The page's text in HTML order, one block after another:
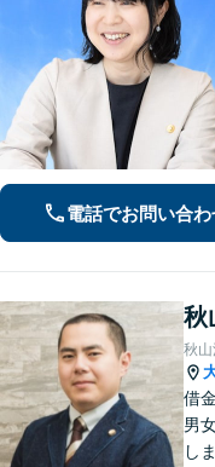
電話でお問い合わ
秋
秋
借
男
し